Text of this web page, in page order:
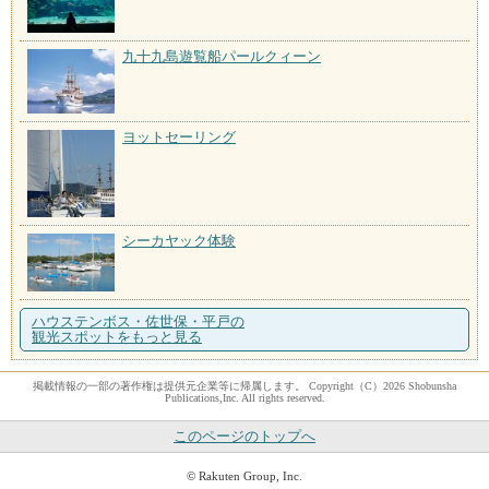
九十九島遊覧船パールクィーン
ヨットセーリング
シーカヤック体験
ハウステンボス・佐世保・平戸の
観光スポットをもっと見る
掲載情報の一部の著作権は提供元企業等に帰属します。 Copyright（C）2026 Shobunsha
Publications,Inc. All rights reserved.
このページのトップへ
© Rakuten Group, Inc.